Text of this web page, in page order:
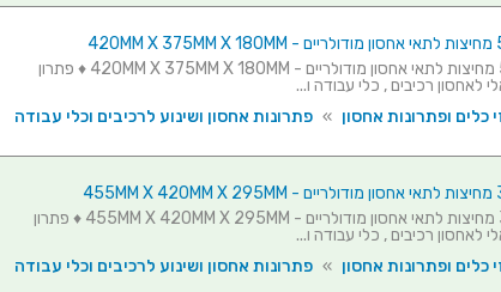
סט 5 מחיצות לתאי אחסון מודולריים - 420MM X 375MM X 180MM ♦ פתרון
לאחסון רכיבים , כלי עבודה ו...
כלים ופתרונות אחסון » פתרונות אחסון ושינוע לרכיבים וכלי עבודה
סט 3 מחיצות לתאי אחסון מודולריים - 455MM X 420MM X 295MM ♦ פתרון
לאחסון רכיבים , כלי עבודה ו...
כלים ופתרונות אחסון » פתרונות אחסון ושינוע לרכיבים וכלי עבודה